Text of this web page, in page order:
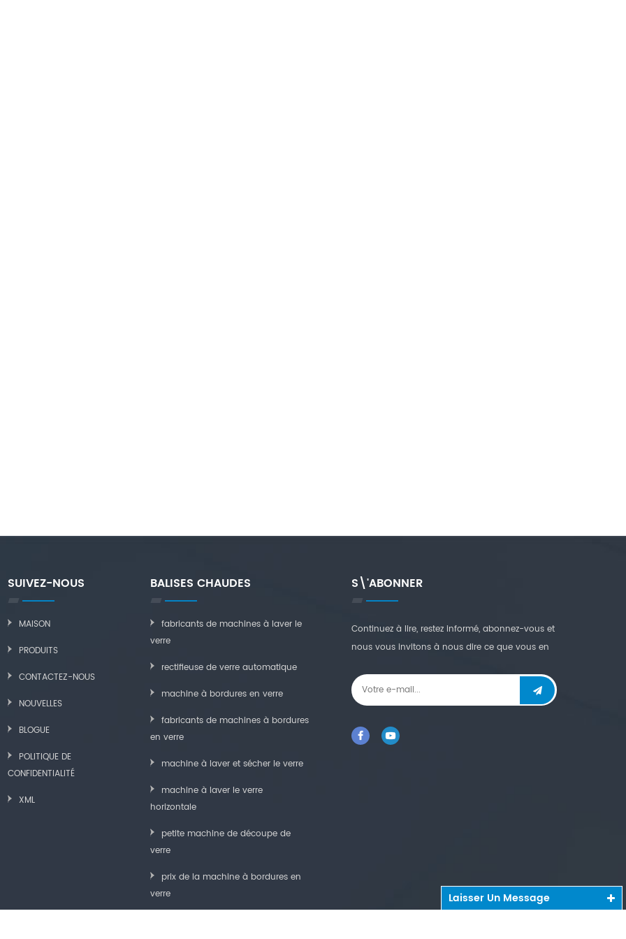
SUIVEZ-NOUS
MAISON
PRODUITS
CONTACTEZ-NOUS
NOUVELLES
BLOGUE
POLITIQUE DE
CONFIDENTIALITÉ
XML
BALISES CHAUDES
fabricants de machines à laver le
verre
rectifieuse de verre automatique
machine à bordures en verre
fabricants de machines à bordures
en verre
machine à laver et sécher le verre
machine à laver le verre
horizontale
petite machine de découpe de
verre
prix de la machine à bordures en
verre
S\'ABONNER
Continuez à lire, restez informé, abonnez-vous et
nous vous invitons à nous dire ce que vous en
Laisser Un Message